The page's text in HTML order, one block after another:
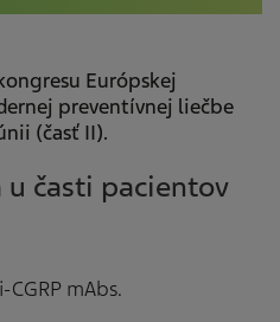
Európskej
preventívnej liečbe
(časť II).
časti pacientov
mAbs.